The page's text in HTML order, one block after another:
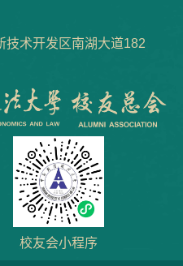
技术开发区南湖大道182
校友会小程序